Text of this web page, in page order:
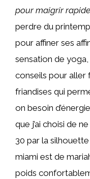
pour maigrir
perdre du
pour affiner ses
sensation de
conseils pour aller
friandises qui
on besoin
que j’ai choisi de
30 par la
miami est de
poids